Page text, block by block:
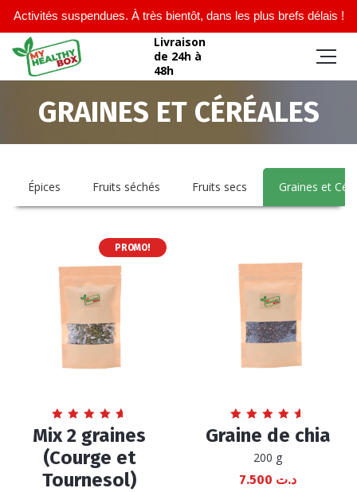
Activités suspendues. À très bientôt, dans les plus brefs délais !
Livraison
de 24h à
48h
GRAINES ET CÉRÉALES
Épices Fruits séchés Fruits secs Graines et
PROMO!
4.73
sur 5
Mix 2 graines
(Courge et
Tournesol)
Note
4.67
Graine de chia
200 g
د.ت